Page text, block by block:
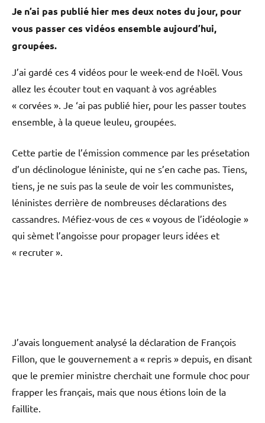
Je n’ai pas publié hier mes deux notes du jour, pour
vous passer ces vidéos ensemble aujourd’hui,
groupées.
J’ai gardé ces 4 vidéos pour le week-end de Noël. Vous
allez les écouter tout en vaquant à vos agréables
« corvées ». Je ‘ai pas publié hier, pour les passer toutes
ensemble, à la queue leuleu, groupées.
Cette partie de l’émission commence par les présetation
d’un déclinologue léniniste, qui ne s’en cache pas. Tiens,
tiens, je ne suis pas la seule de voir les communistes,
léninistes derrière de nombreuses déclarations des
cassandres. Méfiez-vous de ces « voyous de l’idéologie »
qui sèmet l’angoisse pour propager leurs idées et
« recruter ».
J’avais longuement analysé la déclaration de François
Fillon, que le gouvernement a « repris » depuis, en disant
que le premier ministre cherchait une formule choc pour
frapper les français, mais que nous étions loin de la
faillite.